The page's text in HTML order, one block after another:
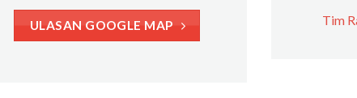
ULASAN GOOGLE MAP Tim